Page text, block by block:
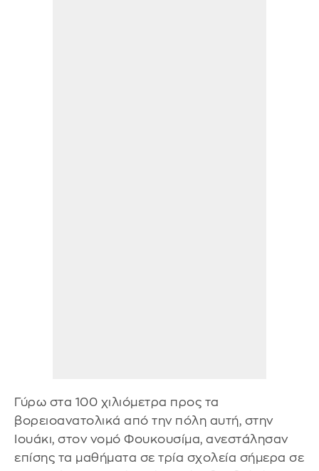
Γύρω στα 100 χιλιόμετρα προς τα
βορειοανατολικά από την πόλη αυτή, στην
Ιουάκι, στον νομό Φουκουσίμα, ανεστάλησαν
επίσης τα μαθήματα σε τρία σχολεία σήμερα σε